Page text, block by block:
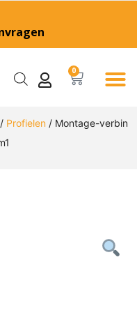
0
/ Profielen / Montage-verbin